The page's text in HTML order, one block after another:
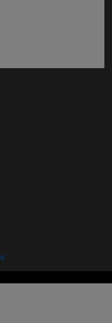
en nueva ventana)
en nueva ventana)